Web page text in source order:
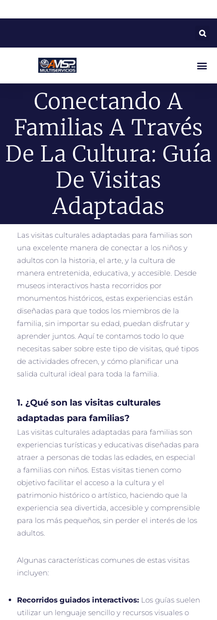
Conectando A
Familias A Través
De La Cultura: Guía
De Visitas
Adaptadas
Las visitas culturales adaptadas para familias son
una excelente manera de conectar a los niños y
adultos con la historia, el arte, y la cultura de
manera entretenida, educativa, y accesible. Desde
museos interactivos hasta recorridos por
monumentos históricos, estas experiencias están
diseñadas para que todos los miembros de la
familia, sin importar su edad, puedan disfrutar y
aprender juntos. Aquí te contamos todo lo que
necesitas saber sobre este tipo de visitas, qué tipos
de actividades ofrecen, y cómo planificar una
salida cultural ideal para toda la familia.
1. ¿Qué son las visitas culturales
adaptadas para familias?
Las visitas culturales adaptadas para familias son
experiencias turísticas y educativas diseñadas para
atraer a personas de todas las edades, en especial
a familias con niños. Estas visitas tienen como
objetivo facilitar el acceso a la cultura y el
patrimonio histórico o artístico, haciendo que la
experiencia sea divertida, accesible y comprensible
para los más pequeños, sin perder el interés de los
adultos.
Algunas características comunes de estas visitas
incluyen:
Recorridos guiados interactivos: Los guías suelen
utilizar un lenguaje sencillo y recursos visuales o